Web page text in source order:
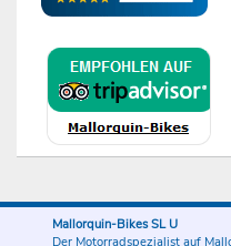
Mallorquin-Bikes SL U
Der Motorradspezialist auf